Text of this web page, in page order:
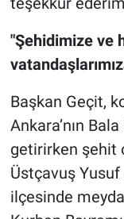
"Şehidimize ve
Başkan Geçit,
Ankara’nın
getirirken şehit
Üstçavuş Yusuf
ilçesinde